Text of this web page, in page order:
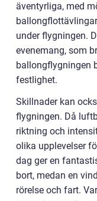
äventyrliga, med
under flygningen.
evenemang, som
ballongflygningen
festlighet.
Skillnader kan
flygningen. Då
riktning och
olika upplevelser
dag ger en
bort, medan en
rörelse och fart.